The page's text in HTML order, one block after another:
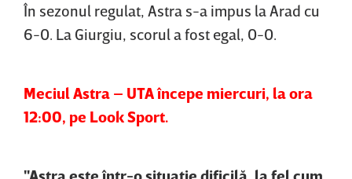
În sezonul regulat, Astra s-a impus la Arad cu
6-0. La Giurgiu, scorul a fost egal, 0-0.
Meciul Astra – UTA începe miercuri, la ora
12:00, pe Look Sport.